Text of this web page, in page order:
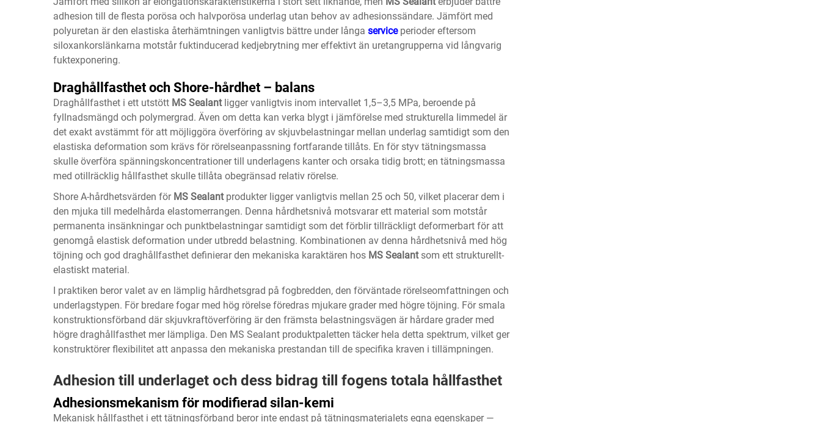
adhesion till de flesta porösa och halvporösa underlag utan behov av adhesionssändare. Jämfört med
polyuretan är den elastiska återhämtningen vanligtvis bättre under långa service perioder eftersom
siloxankorslänkarna motstår fuktinducerad kedjebrytning mer effektivt än uretangrupperna vid långvarig
fuktexponering.
Draghållfasthet och Shore-hårdhet – balans
Draghållfasthet i ett utstött MS Sealant ligger vanligtvis inom intervallet 1,5–3,5 MPa, beroende på
fyllnadsmängd och polymergrad. Även om detta kan verka blygt i jämförelse med strukturella limmedel är
det exakt avstämmt för att möjliggöra överföring av skjuvbelastningar mellan underlag samtidigt som den
elastiska deformation som krävs för rörelseanpassning fortfarande tillåts. En för styv tätningsmassa
skulle överföra spänningskoncentrationer till underlagens kanter och orsaka tidig brott; en tätningsmassa
med otillräcklig hållfasthet skulle tillåta obegränsad relativ rörelse.
Shore A-hårdhetsvärden för MS Sealant produkter ligger vanligtvis mellan 25 och 50, vilket placerar dem i
den mjuka till medelhårda elastomerrangen. Denna hårdhetsnivå motsvarar ett material som motstår
permanenta insänkningar och punktbelastningar samtidigt som det förblir tillräckligt deformerbart för att
genomgå elastisk deformation under utbredd belastning. Kombinationen av denna hårdhetsnivå med hög
töjning och god draghållfasthet definierar den mekaniska karaktären hos MS Sealant som ett strukturellt-
elastiskt material.
I praktiken beror valet av en lämplig hårdhetsgrad på fogbredden, den förväntade rörelseomfattningen och
underlagstypen. För bredare fogar med hög rörelse föredras mjukare grader med högre töjning. För smala
konstruktionsförband där skjuvkraftöverföring är den främsta belastningsvägen är hårdare grader med
högre draghållfasthet mer lämpliga. Den MS Sealant produktpaletten täcker hela detta spektrum, vilket ger
konstruktörer flexibilitet att anpassa den mekaniska prestandan till de specifika kraven i tillämpningen.
Adhesion till underlaget och dess bidrag till fogens totala hållfasthet
Adhesionsmekanism för modifierad silan-kemi
Mekanisk hållfasthet i ett tätningsförband beror inte endast på tätningsmaterialets egna egenskaper —